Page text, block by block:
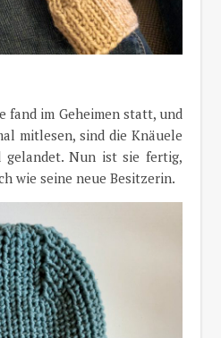
fand im Geheimen statt, und
mitlesen, sind die Knäuele
Nun ist sie fertig,
wie seine neue Besitzerin.